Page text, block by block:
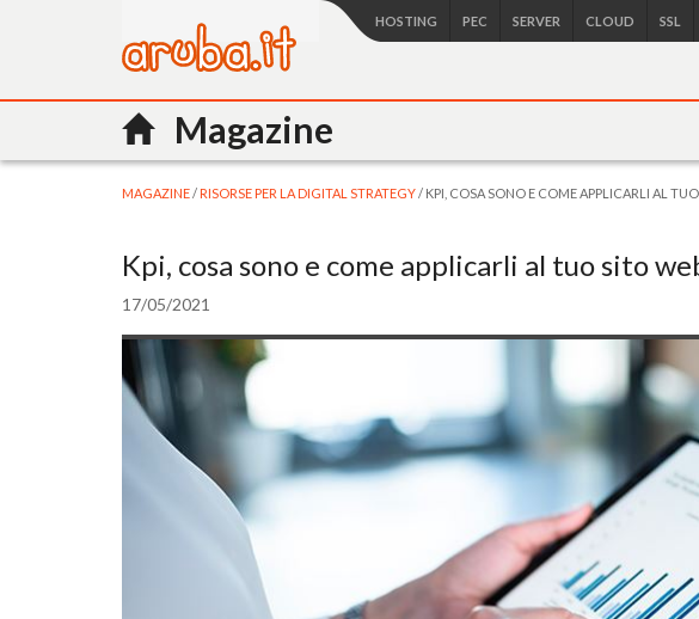
HOSTING PEC SERVER CLOUD SSL
Magazine
MAGAZINE/ RISORSE PER LA DIGITAL STRATEGY/ KPI, COSA SONO E COME APPLICARLI AL
Kpi, cosa sono e come applicarli al tuo sito
17/05/2021